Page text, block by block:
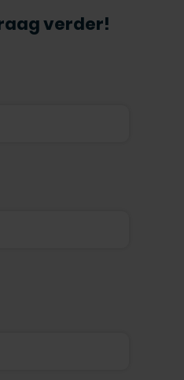
verder!